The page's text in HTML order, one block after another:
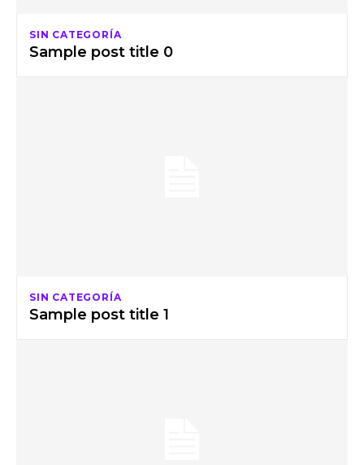
SIN CATEGORÍA
Sample post title 0
SIN CATEGORÍA
Sample post title 1